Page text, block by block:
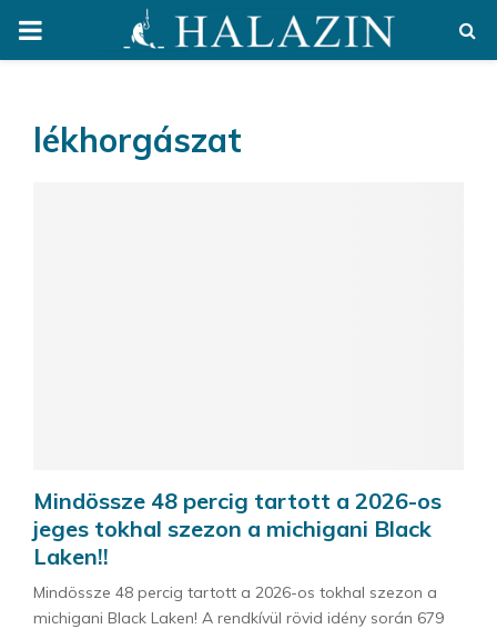
PRIMARY
lékhorgászat
Mindössze 48 percig tartott a 2026-os
jeges tokhal szezon a michigani Black
Laken!!
Mindössze 48 percig tartott a 2026-os tokhal szezon a
michigani Black Laken! A rendkívül rövid idény során 679